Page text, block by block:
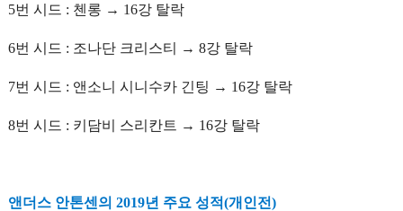
5번 시드 : 첸롱 → 16강 탈락
6번 시드 : 조나단 크리스티 → 8강 탈락
7번 시드 : 앤소니 시니수카 긴팅 → 16강 탈락
8번 시드 : 키담비 스리칸트 → 16강 탈락
앤더스 안톤센의 2019년 주요 성적(개인전)